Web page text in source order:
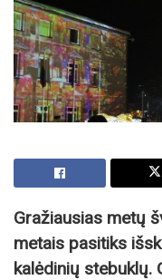
Gražiausias metų
metais pasitiks
kalėdinių stebuklų.